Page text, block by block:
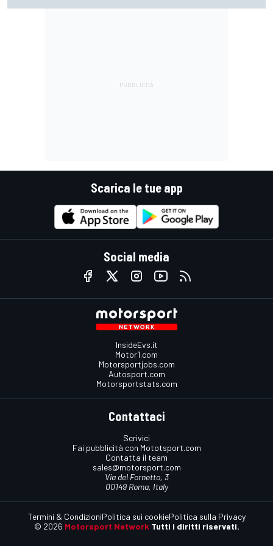
Scarica le tue app
Social media
InsideEvs.it
Motor1.com
Motorsportjobs.com
Autosport.com
Motorsportstats.com
Contattaci
Scrivici
Fai pubblicità con Mototsport.com
Contatta il team
sales@motorsport.com
Via del Fornetto, 3
00149 Roma, Italy
© 2026 Motorsport Network Tutti i diritti riservati.
Termini & CondizioniPolitica sui cookiePolitica sulla Privacy